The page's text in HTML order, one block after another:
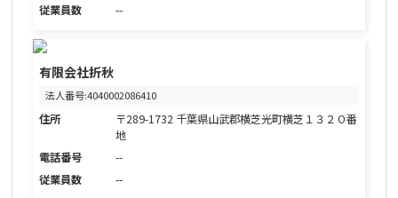
従業員数
--
有限会社折秋
法人番号:4040002086410
住所
〒289-1732 千葉県山武郡横芝光町横芝１３２０番
地
電話番号
--
従業員数
--